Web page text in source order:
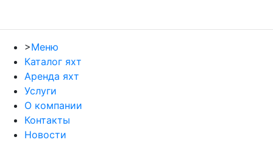
>Меню
Каталог яхт
Аренда яхт
Услуги
О компании
Контакты
Новости